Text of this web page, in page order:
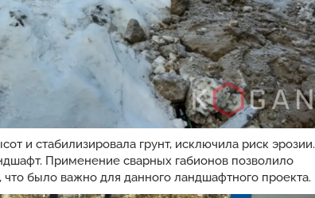
и стабилизировала грунт, исключила риск эрозии.
Применение сварных габионов позволило
было важно для данного ландшафтного проекта.